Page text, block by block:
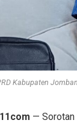
Kabupaten
— Sorotan